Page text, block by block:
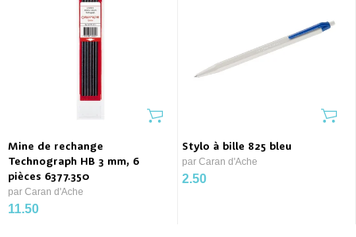
Mine de rechange
Technograph HB 3 mm, 6
pièces 6377.350
par Caran d'Ache
11.50
Stylo à bille 825 bleu
par Caran d'Ache
2.50